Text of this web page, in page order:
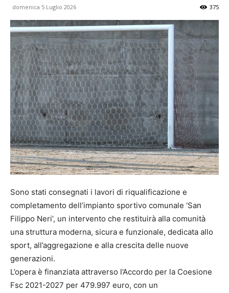
domenica 5 Luglio 2026 375
Sono stati consegnati i lavori di riqualificazione e
completamento dell’impianto sportivo comunale ‘San
Filippo Neri’, un intervento che restituirà alla comunità
una struttura moderna, sicura e funzionale, dedicata allo
sport, all’aggregazione e alla crescita delle nuove
generazioni.
L’opera è finanziata attraverso l’Accordo per la Coesione
Fsc 2021-2027 per 479.997 euro, con un